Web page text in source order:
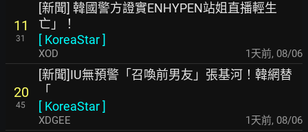
11
31
[新聞] 韓國警方證實ENHYPEN站姐直播輕生
亡」！
[ KoreaStar]
XOD 1天前, 08/06
20
45
[新聞]IU無預警「召喚前男友」張基河！韓網替
「
[ KoreaStar]
XDGEE 1天前, 08/06